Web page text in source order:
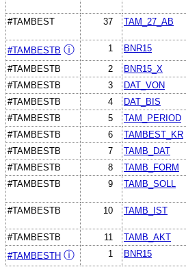
#TAMBEST
37 TAM_27_AB
#TAMBESTB ⓘ 1 BNR15
#TAMBESTB
2 BNR15_X
#TAMBESTB
3 DAT_VON
#TAMBESTB
4 DAT_BIS
#TAMBESTB
5 TAM_PERIOD
#TAMBESTB
6 TAMBEST_KR
#TAMBESTB
7 TAMB_DAT
#TAMBESTB
8 TAMB_FORM
#TAMBESTB
9 TAMB_SOLL
#TAMBESTB
10 TAMB_IST
#TAMBESTB
11 TAMB_AKT
#TAMBESTH ⓘ 1 BNR15